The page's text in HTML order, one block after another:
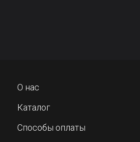
О нас
Каталог
Способы оплаты